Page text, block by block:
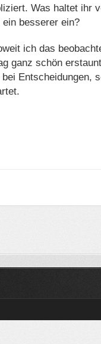
Was haltet ihr
besserer ein?
ich das
ganz schön
Entscheidungen,